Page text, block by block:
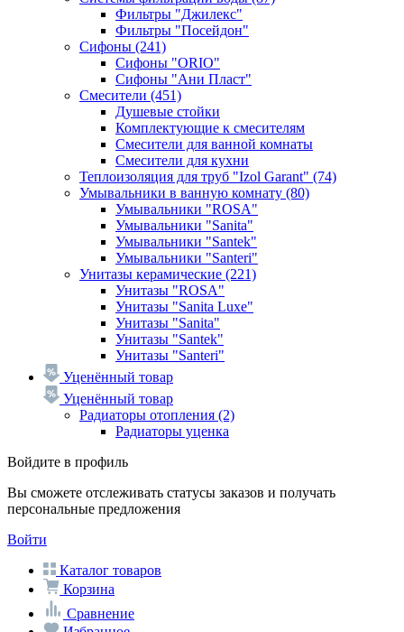
Фильтры "Джилекс"
Фильтры "Посейдон"
Сифоны (241)
Сифоны "ORIO"
Сифоны "Ани Пласт"
Смесители (451)
Душевые стойки
Комплектующие к смесителям
Смесители для ванной комнаты
Смесители для кухни
Теплоизоляция для труб "Izol Garant" (74)
Умывальники в ванную комнату (80)
Умывальники "ROSA"
Умывальники "Sanita"
Умывальники "Santek"
Умывальники "Santeri"
Унитазы керамические (221)
Унитазы "ROSA"
Унитазы "Sanita Luxe"
Унитазы "Sanita"
Унитазы "Santek"
Унитазы "Santeri"
Уценённый товар
Уценённый товар
Радиаторы отопления (2)
Радиаторы уценка
Войдите в профиль
Вы сможете отслеживать статусы заказов и получать
персональные предложения
Войти
Каталог товаров
Корзина
Сравнение